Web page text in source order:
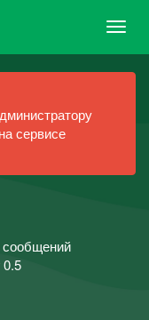
сервисе
сообщений
0.5